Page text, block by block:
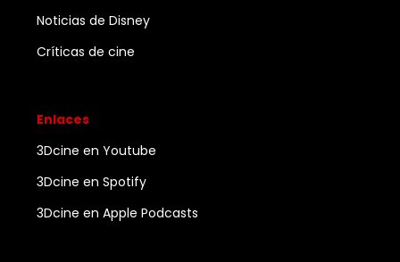
Noticias de Disney
Críticas de cine
Enlaces
3Dcine en Youtube
3Dcine en Spotify
3Dcine en Apple Podcasts